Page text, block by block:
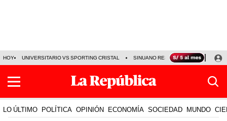
HOY UNIVERSITARIO VS SPORTING CRISTAL SINUANO RESULTADOS HOY
LO ÚLTIMO POLÍTICA OPINIÓN ECONOMÍA SOCIEDAD MUNDO